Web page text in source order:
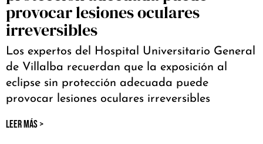
provocar lesiones oculares
irreversibles
Los expertos del Hospital Universitario General
de Villalba recuerdan que la exposición al
eclipse sin protección adecuada puede
provocar lesiones oculares irreversibles
LEER MÁS >